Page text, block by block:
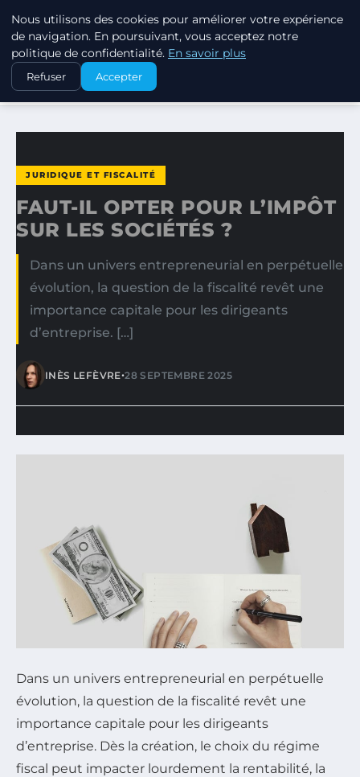
MARKETING STRATEGIQUE
ACCUEIL
JURIDIQUE ET FISCALITÉ
FAUT-IL OPTER POUR L’IMPÔT SUR LES SOCIÉTÉS ?
JURIDIQUE ET FISCALITÉ
FAUT-IL OPTER POUR L’IMPÔT
SUR LES SOCIÉTÉS ?
Dans un univers entrepreneurial en perpétuelle
évolution, la question de la fiscalité revêt une
importance capitale pour les dirigeants
d’entreprise. […]
INÈS LEFÈVRE•28 SEPTEMBRE 2025
Dans un univers entrepreneurial en perpétuelle
évolution, la question de la fiscalité revêt une
importance capitale pour les dirigeants
d’entreprise. Dès la création, le choix du régime
fiscal peut impacter lourdement la rentabilité, la
Nous utilisons des cookies pour améliorer votre expérience
de navigation. En poursuivant, vous acceptez notre
politique de confidentialité. En savoir plus
Refuser Accepter